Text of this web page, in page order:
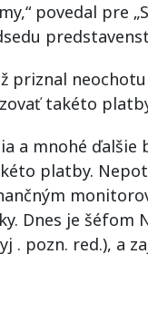
povedal pre
priznal
takéto
a mnohé ďalšie
platby.
Dnes je šéfom
. pozn. red.), a